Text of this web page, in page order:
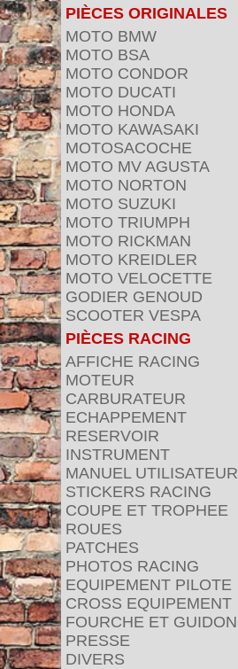
PIÈCES ORIGINALES
MOTO BMW
MOTO BSA
MOTO CONDOR
MOTO DUCATI
MOTO HONDA
MOTO KAWASAKI
MOTOSACOCHE
MOTO MV AGUSTA
MOTO NORTON
MOTO SUZUKI
MOTO TRIUMPH
MOTO RICKMAN
MOTO KREIDLER
MOTO VELOCETTE
GODIER GENOUD
SCOOTER VESPA
PIÈCES RACING
AFFICHE RACING
MOTEUR
CARBURATEUR
ECHAPPEMENT
RESERVOIR
INSTRUMENT
MANUEL UTILISATEUR
STICKERS RACING
COUPE ET TROPHEE
ROUES
PATCHES
PHOTOS RACING
EQUIPEMENT PILOTE
CROSS EQUIPEMENT
FOURCHE ET GUIDON
PRESSE
DIVERS